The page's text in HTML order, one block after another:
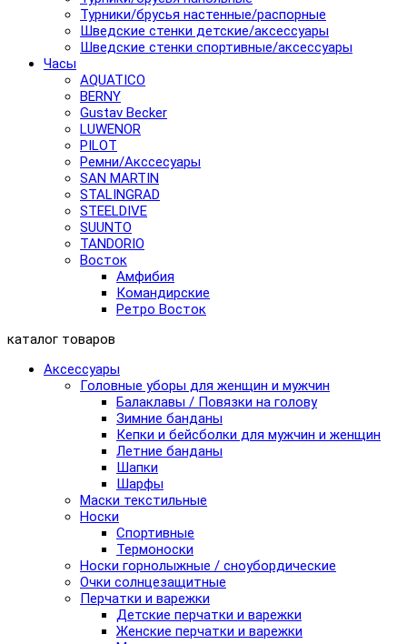
Турники/брусья настенные/распорные
Шведские стенки детские/аксессуары
Шведские стенки спортивные/аксессуары
Часы
AQUATICO
BERNY
Gustav Becker
LUWENOR
PILOT
Pемни/Акссесуары
SAN MARTIN
STALINGRAD
STEELDIVE
SUUNTO
TANDORIO
Восток
Амфибия
Командирские
Ретро Восток
каталог товаров
Аксессуары
Головные уборы для женщин и мужчин
Балаклавы / Повязки на голову
Зимние банданы
Кепки и бейсболки для мужчин и женщин
Летние банданы
Шапки
Шарфы
Маски текстильные
Носки
Спортивные
Термоноски
Носки горнолыжные / сноубордические
Очки солнцезащитные
Перчатки и варежки
Детские перчатки и варежки
Женские перчатки и варежки